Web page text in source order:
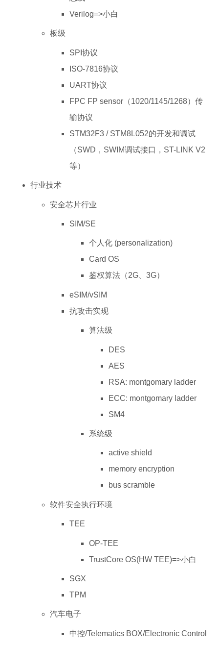
Verilog=>小白
板级
SPI协议
ISO-7816协议
UART协议
FPC FP sensor（1020/1145/1268）传
输协议
STM32F3 / STM8L052的开发和调试
（SWD，SWIM调试接口，ST-LINK V2
等）
行业技术
安全芯片行业
SIM/SE
个人化 (personalization)
Card OS
鉴权算法（2G、3G）
eSIM/vSIM
抗攻击实现
算法级
DES
AES
RSA: montgomary ladder
ECC: montgomary ladder
SM4
系统级
active shield
memory encryption
bus scramble
软件安全执行环境
TEE
OP-TEE
TrustCore OS(HW TEE)=>小白
SGX
TPM
汽车电子
中控/Telematics BOX/Electronic Control